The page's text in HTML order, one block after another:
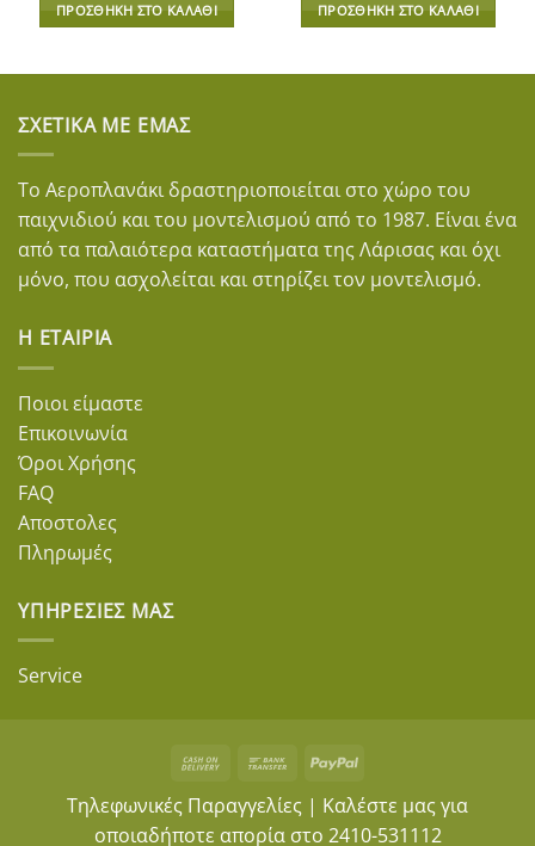
ΠΡΟΣΘΉΚΗ ΣΤΟ ΚΑΛΆΘΙ ΠΡΟΣΘΉΚΗ ΣΤΟ ΚΑΛΆΘΙ
ΣΧΕΤΙΚΆ ΜΕ ΕΜΆΣ
Το Αεροπλανάκι δραστηριοποιείται στο χώρο του
παιχνιδιού και του μοντελισμού από το 1987. Είναι ένα
από τα παλαιότερα καταστήματα της Λάρισας και όχι
μόνο, που ασχολείται και στηρίζει τον μοντελισμό.
Η ΕΤΑΙΡΊΑ
Ποιοι είμαστε
Επικοινωνία
Όροι Χρήσης
FAQ
Αποστολες
Πληρωμές
ΥΠΗΡΕΣΊΕΣ ΜΑΣ
Service
Cash
Delivery
Bank
PayPal
Τηλεφωνικές Παραγγελίες | Καλέστε μας για
οποιαδήποτε απορία στο 2410-531112